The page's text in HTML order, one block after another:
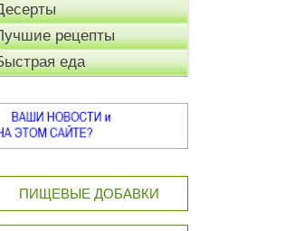
рецепты
еда
ПИЩЕВЫЕ ДОБАВКИ